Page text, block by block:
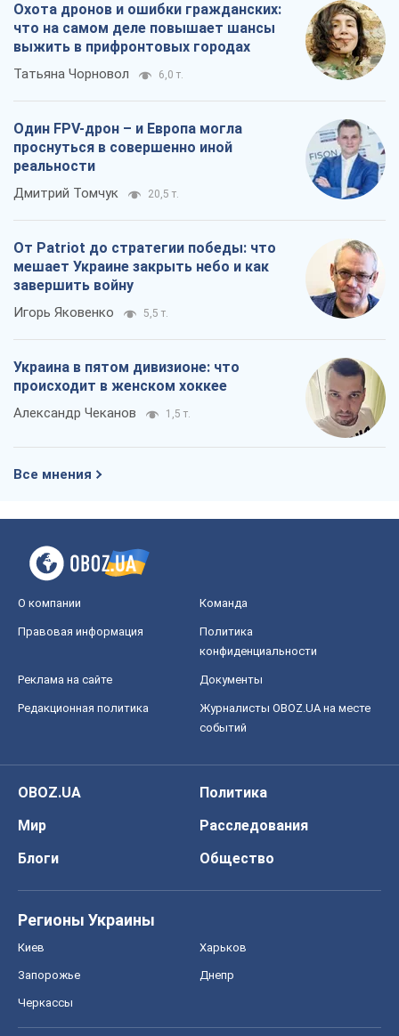
Охота дронов и ошибки гражданских:
что на самом деле повышает шансы
выжить в прифронтовых городах
Татьяна Чорновол 6,0 т.
Один FPV-дрон – и Европа могла
проснуться в совершенно иной
реальности
Дмитрий Томчук 20,5 т.
От Patriot до стратегии победы: что
мешает Украине закрыть небо и как
завершить войну
Игорь Яковенко 5,5 т.
Украина в пятом дивизионе: что
происходит в женском хоккее
Александр Чеканов 1,5 т.
Все мнения
О компании Команда
Правовая информация
Политика
конфиденциальности
Реклама на сайте Документы
Редакционная политика
Журналисты OBOZ.UA на месте
событий
OBOZ.UA
Политика
Мир
Расследования
Блоги
Общество
Регионы Украины
Киев Харьков
Запорожье Днепр
Черкассы